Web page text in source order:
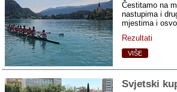
Čestitamo na
nastupima i
mjestima i
Rezultati
VIŠE
Svjetski